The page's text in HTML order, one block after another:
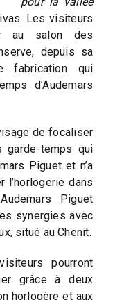
Les visiteurs
au salon des
depuis sa
fabrication qui
d’Audemars
de focaliser
temps qui
Piguet et n’a
l’horlogerie dans
Piguet
synergies avec
situé au Chenit.
pourront
grâce à deux
horlogère et aux